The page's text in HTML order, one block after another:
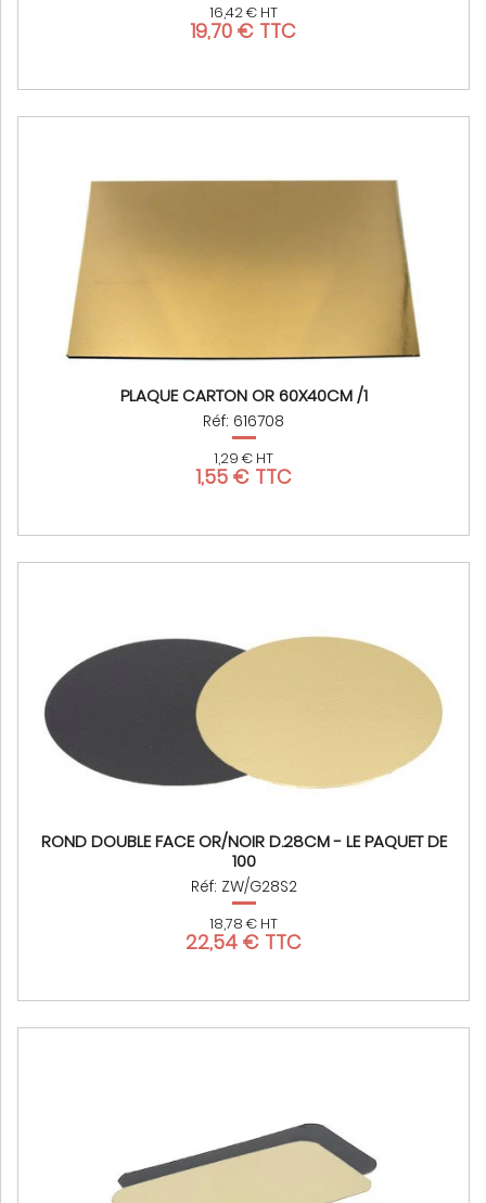
16,42 € HT
19,70 € TTC
PLAQUE CARTON OR 60X40CM /1
Réf: 616708
1,29 € HT
1,55 € TTC
ROND DOUBLE FACE OR/NOIR D.28CM - LE PAQUET DE
100
Réf: ZW/G28S2
18,78 € HT
22,54 € TTC